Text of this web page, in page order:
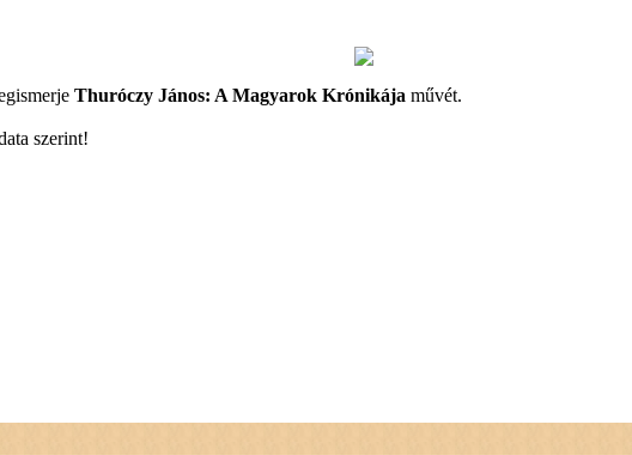
Thuróczy János: A Magyarok Krónikája művét.
szerint!